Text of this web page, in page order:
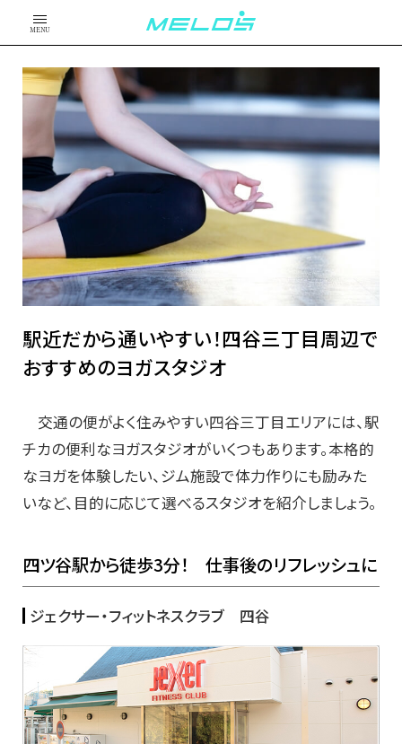
MENU
駅近だから通いやすい！四谷三丁目周辺で
おすすめのヨガスタジオ
交通の便がよく住みやすい四谷三丁目エリアには、駅
チカの便利なヨガスタジオがいくつもあります。本格的
なヨガを体験したい、ジム施設で体力作りにも励みた
いなど、目的に応じて選べるスタジオを紹介しましょう。
四ツ谷駅から徒歩3分！ 仕事後のリフレッシュに
ジェクサー・フィットネスクラブ 四谷